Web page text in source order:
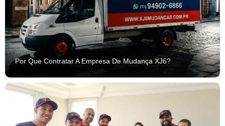
Por Que Contratar A Empresa De Mudança XJ6?